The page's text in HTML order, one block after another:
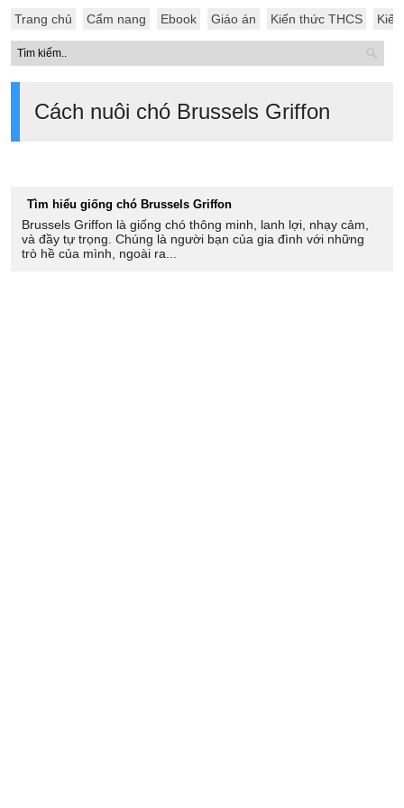
Trang chủ Cẩm nang Ebook Giáo án Kiến thức THCS
Cách nuôi chó Brussels Griffon
Tìm hiểu giống chó Brussels Griffon
Brussels Griffon là giống chó thông minh, lanh lợi, nhạy cảm,
và đầy tự trọng. Chúng là người bạn của gia đình với những
trò hề của mình, ngoài ra...